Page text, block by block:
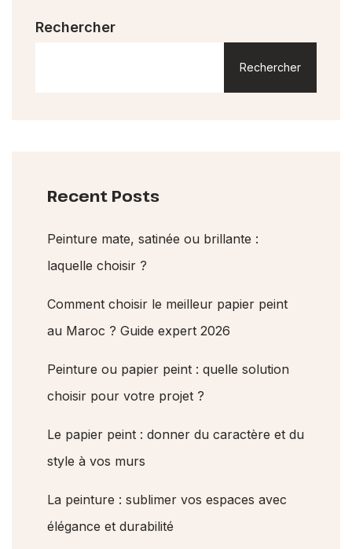
Rechercher
Rechercher
Recent Posts
Peinture mate, satinée ou brillante :
laquelle choisir ?
Comment choisir le meilleur papier peint
au Maroc ? Guide expert 2026
Peinture ou papier peint : quelle solution
choisir pour votre projet ?
Le papier peint : donner du caractère et du
style à vos murs
La peinture : sublimer vos espaces avec
élégance et durabilité